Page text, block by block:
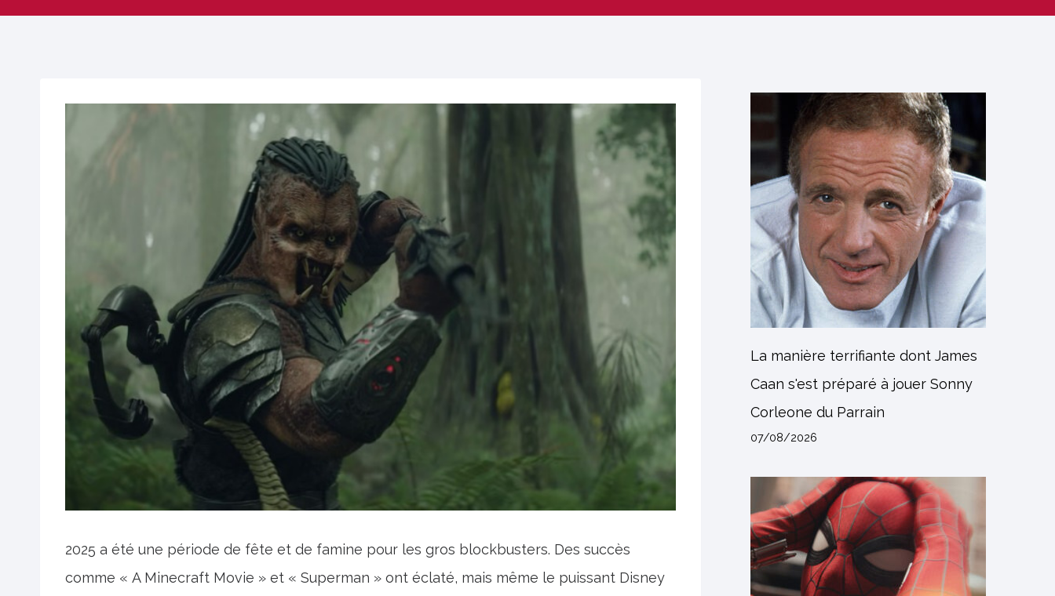
2025 a été une période de fête et de famine pour les gros blockbusters. Des succès
comme « A Minecraft Movie » et « Superman » ont éclaté, mais même le puissant Disney
La manière terrifiante dont James
Caan s'est préparé à jouer Sonny
Corleone du Parrain
07/08/2026